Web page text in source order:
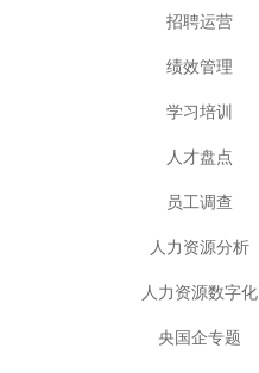
招聘运营
绩效管理
学习培训
人才盘点
员工调查
人力资源分析
人力资源数字化
央国企专题